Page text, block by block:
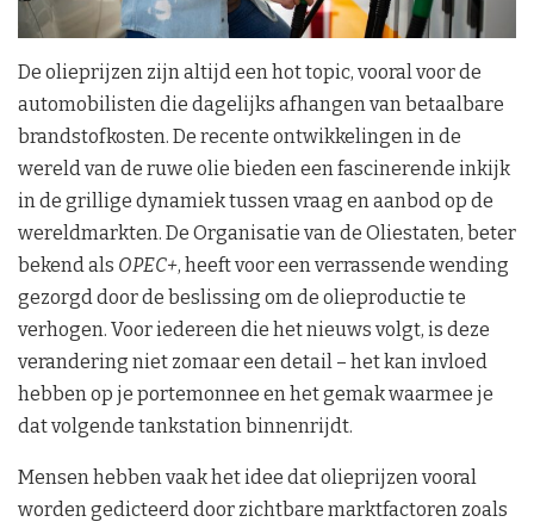
De olieprijzen zijn altijd een hot topic, vooral voor de
automobilisten die dagelijks afhangen van betaalbare
brandstofkosten. De recente ontwikkelingen in de
wereld van de ruwe olie bieden een fascinerende inkijk
in de grillige dynamiek tussen vraag en aanbod op de
wereldmarkten. De Organisatie van de Oliestaten, beter
bekend als OPEC+, heeft voor een verrassende wending
gezorgd door de beslissing om de olieproductie te
verhogen. Voor iedereen die het nieuws volgt, is deze
verandering niet zomaar een detail – het kan invloed
hebben op je portemonnee en het gemak waarmee je
dat volgende tankstation binnenrijdt.
Mensen hebben vaak het idee dat olieprijzen vooral
worden gedicteerd door zichtbare marktfactoren zoals